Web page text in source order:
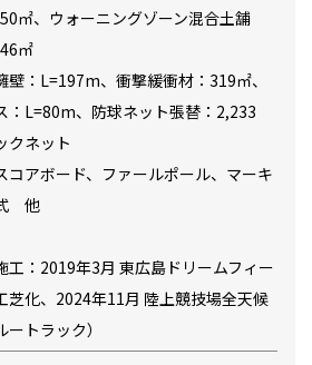
㎡、ウォーニングゾーン混合土舗
㎡
：L=197m、衝撃緩衝材：319㎡、
：L=80m、防球ネット張替：2,233
クネット
アボード、ファールポール、マーキ
他
：2019年3月 東広島ドリームフィー
芝化、2024年11月 陸上競技場全天候
トラック）